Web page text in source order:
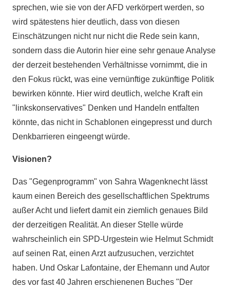
sprechen, wie sie von der AFD verkörpert werden, so
wird spätestens hier deutlich, dass von diesen
Einschätzungen nicht nur nicht die Rede sein kann,
sondern dass die Autorin hier eine sehr genaue Analyse
der derzeit bestehenden Verhältnisse vornimmt, die in
den Fokus rückt, was eine vernünftige zukünftige Politik
bewirken könnte. Hier wird deutlich, welche Kraft ein
"linkskonservatives" Denken und Handeln entfalten
könnte, das nicht in Schablonen eingepresst und durch
Denkbarrieren eingeengt würde.
Visionen?
Das "Gegenprogramm" von Sahra Wagenknecht lässt
kaum einen Bereich des gesellschaftlichen Spektrums
außer Acht und liefert damit ein ziemlich genaues Bild
der derzeitigen Realität. An dieser Stelle würde
wahrscheinlich ein SPD-Urgestein wie Helmut Schmidt
auf seinen Rat, einen Arzt aufzusuchen, verzichtet
haben. Und Oskar Lafontaine, der Ehemann und Autor
des vor fast 40 Jahren erschienenen Buches "Der